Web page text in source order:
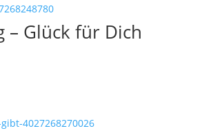
– Glück für Dich